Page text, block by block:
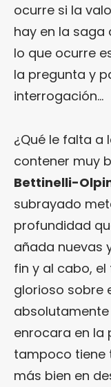
ocurre si la
hay en la saga
lo que ocurre
la pregunta y
interrogación…
¿Qué le falta a
contener muy
Bettinelli-
subrayado
profundidad
añada nuevas
fin y al cabo,
glorioso sobre
enrocara en la
tampoco tiene
más bien en